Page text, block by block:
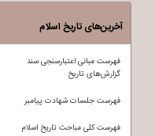
آخرین‌های تاریخ اسلام
فهرست مبانی اعتبارسنجی سند
گزارش‌های تاریخ
فهرست جلسات شهادت پیامبر
فهرست کلی مباحث تاريخ اسلام